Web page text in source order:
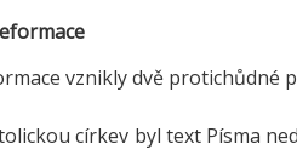
vznikly dvě protichůdné
církev byl text Písma